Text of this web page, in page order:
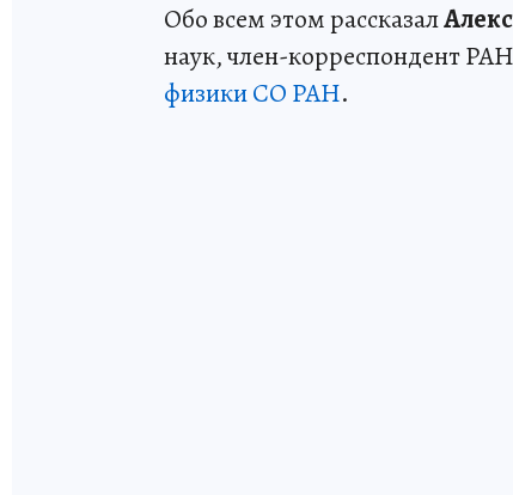
Обо всем этом рассказал
наук, член-корреспондент
физики СО РАН.